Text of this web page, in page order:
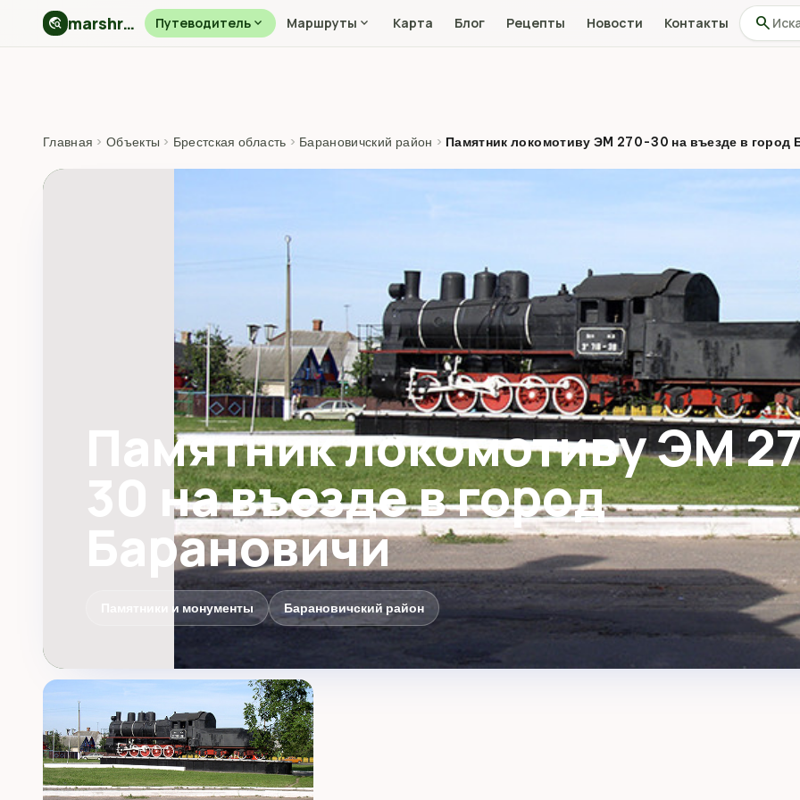
travel_explore marshryt.by Путеводительexpand_more Маршруты expand_more Карта Блог Рецепты Новости Контакты Поиск
search
Главная › Объекты › Брестская область › Барановичский район › Памятник локомотиву ЭM 270-30 на въезде в город
Памятник локомотиву ЭM
30 на въезде в город
Барановичи
Памятники и монументы Барановичский район